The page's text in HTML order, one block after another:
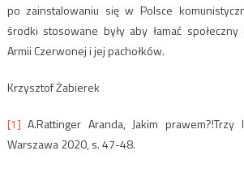
po zainstalowaniu się w Polsce
środki stosowane były aby łamać
Armii Czerwonej i jej pachołków.
Krzysztof Żabierek
[1] A.Rattinger Aranda, Jakim
Warszawa 2020, s. 47-48.